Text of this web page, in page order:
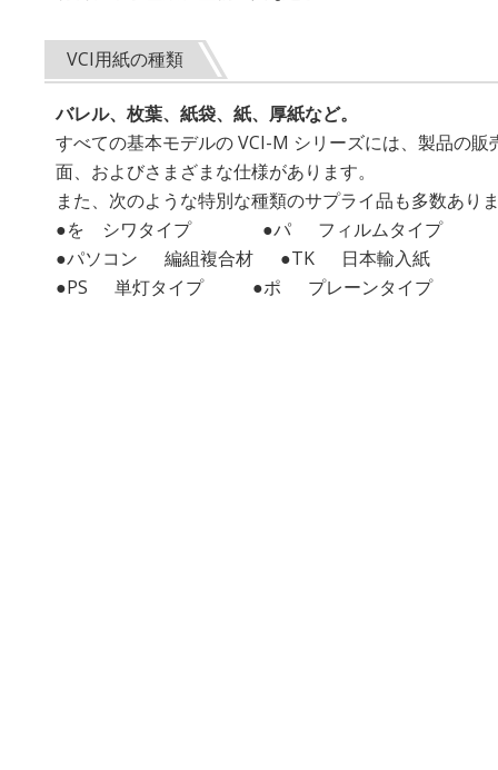
VCI用紙の種類
バレル、枚葉、紙袋、紙、厚紙など。
すべての基本モデルの VCI-M シリーズには、製品の
面、およびさまざまな仕様があります。
また、次のような特別な種類のサプライ品も多数あり
●を シワタイプ ●パ フィルムタイプ
●パソコン 編組複合材 ●TK 日本輸入紙
●PS 単灯タイプ ●ポ プレーンタイプ